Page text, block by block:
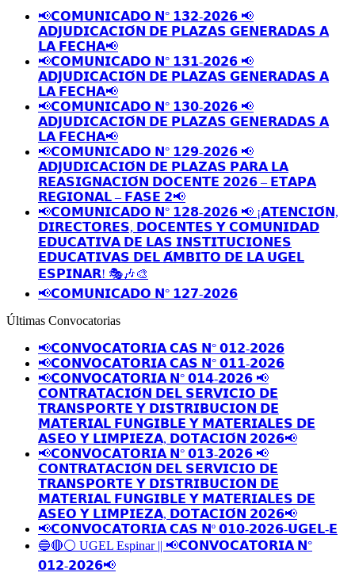
📢𝗖𝗢𝗠𝗨𝗡𝗜𝗖𝗔𝗗𝗢 𝗡° 𝟭𝟯𝟮-𝟮𝟬𝟮𝟲 📢
𝗔𝗗𝗝𝗨𝗗𝗜𝗖𝗔𝗖𝗜𝗢́𝗡 𝗗𝗘 𝗣𝗟𝗔𝗭𝗔𝗦 𝗚𝗘𝗡𝗘𝗥𝗔𝗗𝗔𝗦 𝗔
𝗟𝗔 𝗙𝗘𝗖𝗛𝗔📢
📢𝗖𝗢𝗠𝗨𝗡𝗜𝗖𝗔𝗗𝗢 𝗡° 𝟭𝟯𝟭-𝟮𝟬𝟮𝟲 📢
𝗔𝗗𝗝𝗨𝗗𝗜𝗖𝗔𝗖𝗜𝗢́𝗡 𝗗𝗘 𝗣𝗟𝗔𝗭𝗔𝗦 𝗚𝗘𝗡𝗘𝗥𝗔𝗗𝗔𝗦 𝗔
𝗟𝗔 𝗙𝗘𝗖𝗛𝗔📢
📢𝗖𝗢𝗠𝗨𝗡𝗜𝗖𝗔𝗗𝗢 𝗡° 𝟭𝟯𝟬-𝟮𝟬𝟮𝟲 📢
𝗔𝗗𝗝𝗨𝗗𝗜𝗖𝗔𝗖𝗜𝗢́𝗡 𝗗𝗘 𝗣𝗟𝗔𝗭𝗔𝗦 𝗚𝗘𝗡𝗘𝗥𝗔𝗗𝗔𝗦 𝗔
𝗟𝗔 𝗙𝗘𝗖𝗛𝗔📢
📢𝗖𝗢𝗠𝗨𝗡𝗜𝗖𝗔𝗗𝗢 𝗡° 𝟭𝟮𝟵-𝟮𝟬𝟮𝟲 📢
𝗔𝗗𝗝𝗨𝗗𝗜𝗖𝗔𝗖𝗜𝗢́𝗡 𝗗𝗘 𝗣𝗟𝗔𝗭𝗔𝗦 𝗣𝗔𝗥𝗔 𝗟𝗔
𝗥𝗘𝗔𝗦𝗜𝗚𝗡𝗔𝗖𝗜𝗢́𝗡 𝗗𝗢𝗖𝗘𝗡𝗧𝗘 𝟮𝟬𝟮𝟲 – 𝗘𝗧𝗔𝗣𝗔
𝗥𝗘𝗚𝗜𝗢𝗡𝗔𝗟 – 𝗙𝗔𝗦𝗘 𝟮📢
📢𝗖𝗢𝗠𝗨𝗡𝗜𝗖𝗔𝗗𝗢 𝗡° 𝟭𝟮𝟴-𝟮𝟬𝟮𝟲 📢 ¡𝗔𝗧𝗘𝗡𝗖𝗜𝗢́𝗡,
𝗗𝗜𝗥𝗘𝗖𝗧𝗢𝗥𝗘𝗦, 𝗗𝗢𝗖𝗘𝗡𝗧𝗘𝗦 𝗬 𝗖𝗢𝗠𝗨𝗡𝗜𝗗𝗔𝗗
𝗘𝗗𝗨𝗖𝗔𝗧𝗜𝗩𝗔 𝗗𝗘 𝗟𝗔𝗦 𝗜𝗡𝗦𝗧𝗜𝗧𝗨𝗖𝗜𝗢𝗡𝗘𝗦
𝗘𝗗𝗨𝗖𝗔𝗧𝗜𝗩𝗔𝗦 𝗗𝗘𝗟 𝗔́𝗠𝗕𝗜𝗧𝗢 𝗗𝗘 𝗟𝗔 𝗨𝗚𝗘𝗟
𝗘𝗦𝗣𝗜𝗡𝗔𝗥! 🎭🎶🎨
📢𝗖𝗢𝗠𝗨𝗡𝗜𝗖𝗔𝗗𝗢 𝗡° 𝟭𝟮𝟳-𝟮𝟬𝟮𝟲
Últimas Convocatorias
📢𝗖𝗢𝗡𝗩𝗢𝗖𝗔𝗧𝗢𝗥𝗜𝗔 𝗖𝗔𝗦 𝗡° 𝟬𝟭𝟮-𝟮𝟬𝟮𝟲
📢𝗖𝗢𝗡𝗩𝗢𝗖𝗔𝗧𝗢𝗥𝗜𝗔 𝗖𝗔𝗦 𝗡° 𝟬𝟭𝟭-𝟮𝟬𝟮𝟲
📢𝗖𝗢𝗡𝗩𝗢𝗖𝗔𝗧𝗢𝗥𝗜𝗔 𝗡° 𝟬𝟭𝟰-𝟮𝟬𝟮𝟲 📢
𝗖𝗢𝗡𝗧𝗥𝗔𝗧𝗔𝗖𝗜𝗢́𝗡 𝗗𝗘𝗟 𝗦𝗘𝗥𝗩𝗜𝗖𝗜𝗢 𝗗𝗘
𝗧𝗥𝗔𝗡𝗦𝗣𝗢𝗥𝗧𝗘 𝗬 𝗗𝗜𝗦𝗧𝗥𝗜𝗕𝗨𝗖𝗜𝗢𝗡 𝗗𝗘
𝗠𝗔𝗧𝗘𝗥𝗜𝗔𝗟 𝗙𝗨𝗡𝗚𝗜𝗕𝗟𝗘 𝗬 𝗠𝗔𝗧𝗘𝗥𝗜𝗔𝗟𝗘𝗦 𝗗𝗘
𝗔𝗦𝗘𝗢 𝗬 𝗟𝗜𝗠𝗣𝗜𝗘𝗭𝗔, 𝗗𝗢𝗧𝗔𝗖𝗜𝗢́𝗡 𝟮𝟬𝟮𝟲📢
📢𝗖𝗢𝗡𝗩𝗢𝗖𝗔𝗧𝗢𝗥𝗜𝗔 𝗡° 𝟬𝟭𝟯-𝟮𝟬𝟮𝟲 📢
𝗖𝗢𝗡𝗧𝗥𝗔𝗧𝗔𝗖𝗜𝗢́𝗡 𝗗𝗘𝗟 𝗦𝗘𝗥𝗩𝗜𝗖𝗜𝗢 𝗗𝗘
𝗧𝗥𝗔𝗡𝗦𝗣𝗢𝗥𝗧𝗘 𝗬 𝗗𝗜𝗦𝗧𝗥𝗜𝗕𝗨𝗖𝗜𝗢𝗡 𝗗𝗘
𝗠𝗔𝗧𝗘𝗥𝗜𝗔𝗟 𝗙𝗨𝗡𝗚𝗜𝗕𝗟𝗘 𝗬 𝗠𝗔𝗧𝗘𝗥𝗜𝗔𝗟𝗘𝗦 𝗗𝗘
𝗔𝗦𝗘𝗢 𝗬 𝗟𝗜𝗠𝗣𝗜𝗘𝗭𝗔, 𝗗𝗢𝗧𝗔𝗖𝗜𝗢́𝗡 𝟮𝟬𝟮𝟲📢
📢𝗖𝗢𝗡𝗩𝗢𝗖𝗔𝗧𝗢𝗥𝗜𝗔 𝗖𝗔𝗦 𝗡º 𝟬𝟭𝟬-𝟮𝟬𝟮𝟲-𝗨𝗚𝗘𝗟-𝗘
🔵🔴⚪️ UGEL Espinar || 📢𝗖𝗢𝗡𝗩𝗢𝗖𝗔𝗧𝗢𝗥𝗜𝗔 𝗡°
𝟬𝟭𝟮-𝟮𝟬𝟮𝟲📢